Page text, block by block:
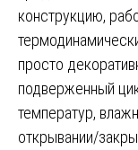
конструкцию,
просто
подверженный
температур,
открывании/